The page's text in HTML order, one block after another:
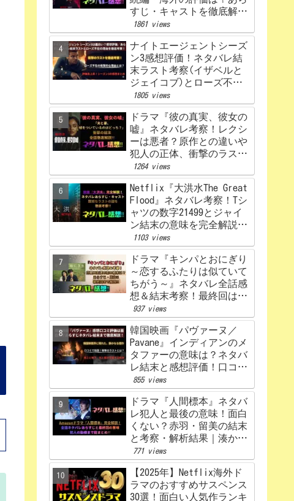
すじ・キャストを徹底解
説！【Netflix】
1861 views
ナイトエージェントシーズ
ン3感想評価！ネタバレ結
末ラスト考察(イザベルと
ジェイコブ)とローズ不在
の理由を解説‼
1805 views
ドラマ『彼の真実、彼女の
嘘』ネタバレ考察！レクシ
ーは悪者？原作との違いや
犯人の正体、衝撃のラスト
まで完全解説
1264 views
Netflix『大洪水The Great
Flood』ネタバレ考察！Tシ
ャツの数字21499とジャイ
ン結末の意味を完全解説！
感想、評価！
1103 views
ドラマ『キンパとおにぎり
～恋するふたりは似ていて
ちがう～』ネタバレ全話感
想＆結末考察！最終回はど
うなる？あらすじから原
作、キャスト相関図まで徹
底解説【赤楚衛二×カン・
ヘウォン】
937 views
韓国映画『パヴァーヌ／
Pavane』インディアンのメ
タファーの意味は？ネタバ
レ結末と感想評価！口コミ
あらすじ徹底考察
【Netflix】
855 views
ドラマ『人間標本』ネタバ
レ犯人と最後の意味！面白
くない？赤羽・留美の結末
と考察・解析結果｜湊かな
えあらすじ
771 views
【2025年】Netflix海外ド
ラマのおすすめサスペンス
30選！面白い人気作ランキ